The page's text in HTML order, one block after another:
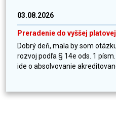
03.08.2026
Preradenie do vyššej
Dobrý deň, mala by som
rozvoj podľa § 14e ods. 1
ide o absolvovanie